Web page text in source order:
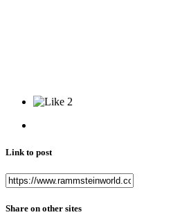
2
Link to post
Share on other sites